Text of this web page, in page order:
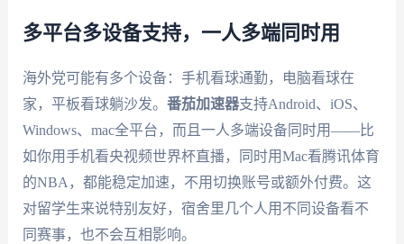
多平台多设备支持，一人多端同时用
海外党可能有多个设备：手机看球通勤，电脑看球在
家，平板看球躺沙发。 番茄加速器支持Android、iOS、
Windows、mac全平台，而且一人多端设备同时用——比
如你用手机看央视频世界杯直播，同时用Mac看腾讯体育
的NBA，都能稳定加速，不用切换账号或额外付费。这
对留学生来说特别友好，宿舍里几个人用不同设备看不
同赛事，也不会互相影响。